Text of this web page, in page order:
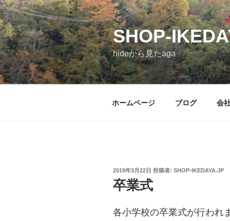
コ
ン
テ
ン
ツ
へ
ス
SHOP-
hideから見たaga
ホームページ ブログ 会
投
稿
日:
2019年3月22日 投稿者: SHOP-IKEDAYA.JP
卒業式
各小学校の卒業式が行われ